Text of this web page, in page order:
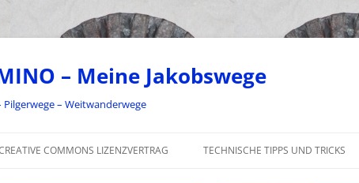
– Meine Jakobswege
Pilgerwege – Weitwanderwege
COMMONS LIZENZVERTRAG TECHNISCHE TIPPS UND TRICKS